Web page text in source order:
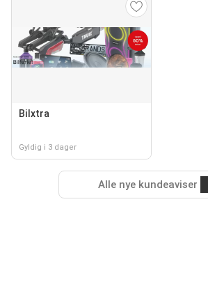
Bilxtra
Gyldig i 3 dager
Alle nye kundeaviser